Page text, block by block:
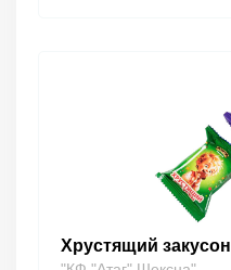
Хрустящий закусон